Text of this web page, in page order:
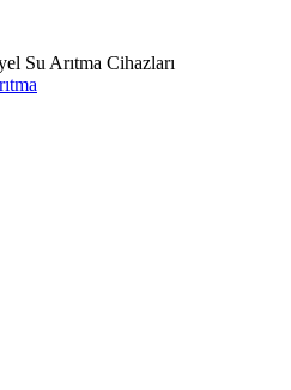
Su Arıtma Cihazları